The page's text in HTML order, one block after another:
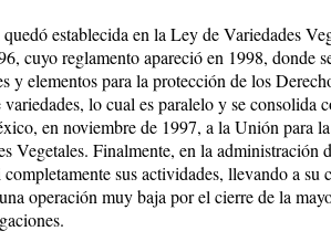
establecida en la Ley de Variedades
cuyo reglamento apareció en 1998, donde
y elementos para la protección de los
lo cual es pa­rale­lo y se consolida
en noviembre de 1997, a la Unión para
Ve­getales. Finalmente, en la administración
sus actividades, llevando a su
operación muy baja por el cierre de la